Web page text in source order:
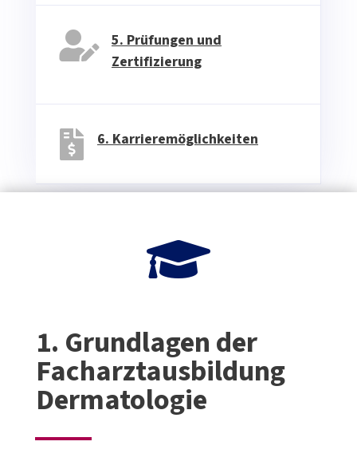

5. Prüfungen und
Zertifizierung
 6. Karrieremöglichkeiten

1. Grundlagen der
Facharztausbildung
Dermatologie